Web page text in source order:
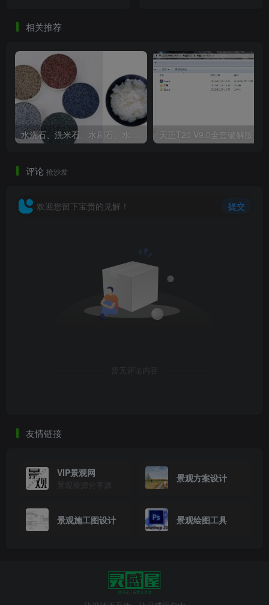
相关推荐
水洗石、洗米石、水刷石、水磨石、胶粘石傻傻分不清楚
评论 抢沙发
欢迎您留下宝贵的见解！ 提交
暂无评论内容
友情链接
VIP景观网
景观资源分享源
景观方案设计
景观施工图设计 景观绘图工具